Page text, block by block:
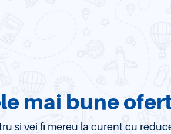
mai bune
si vei fi mereu la curent cu